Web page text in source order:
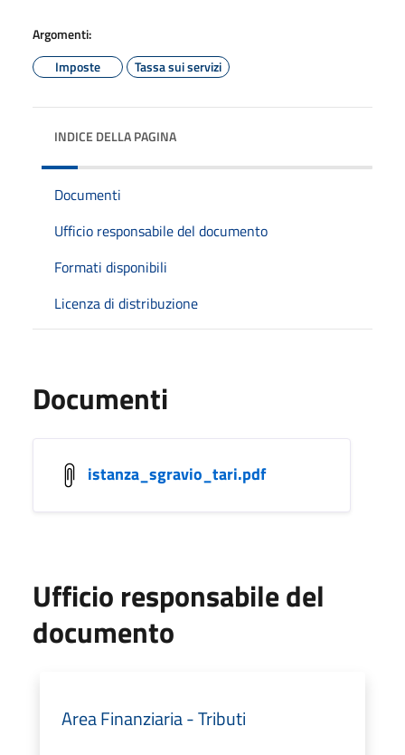
Argomenti:
Imposte
Tassa sui servizi
INDICE DELLA PAGINA
Documenti
Ufficio responsabile del documento
Formati disponibili
Licenza di distribuzione
Documenti
istanza_sgravio_tari.pdf
Ufficio responsabile del
documento
Area Finanziaria - Tributi